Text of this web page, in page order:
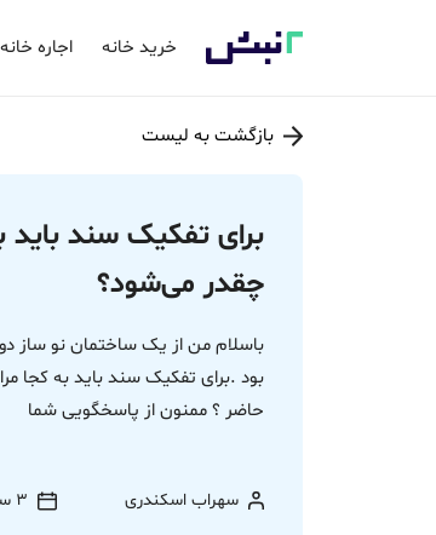
خرید خانه اجاره خانه
بازگشت به لیست
برای تفکیک سند باید
چقدر می‌شود؟
باسلام من از یک ساختمان نو ساز
بود .برای تفکیک سند باید به کجا
حاضر ؟ ممنون از پاسخگویی شما
سهراب اسکندری 3 سال پیش